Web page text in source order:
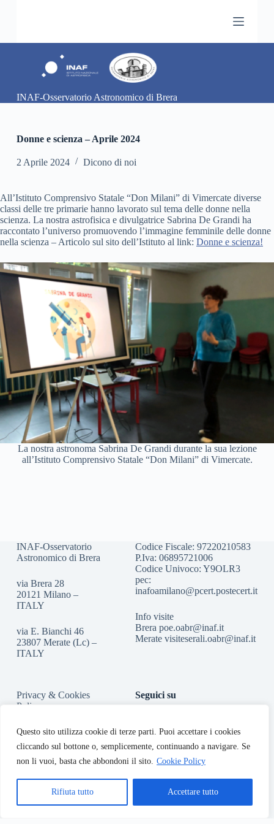
Questo sito utilizza cookie di terze parti. Puoi accettare i cookies
cliccando sul bottone o, semplicemente, continuando a navigare. Se
non li vuoi, basta che abbondoni il sito. Cookie Policy
Rifiuta tutto Accettare tutto
t
o
n
INAF-Osservatorio Astronomico di Brera
Donne e scienza – Aprile 2024
2 Aprile 2024 Dicono di noi
All’Istituto Comprensivo Statale “Don Milani” di Vimercate diverse
classi delle tre primarie hanno lavorato sul tema delle donne nella
scienza. La nostra astrofisica e divulgatrice Sabrina De Grandi ha
raccontato l’universo promuovendo l’immagine femminile delle donne
nella scienza – Articolo sul sito dell’Istituto al link: Donne e scienza!
La nostra astronoma Sabrina De Grandi durante la sua lezione
all’Istituto Comprensivo Statale “Don Milani” di Vimercate.
INAF-Osservatorio
Astronomico di Brera
via Brera 28
20121 Milano –
ITALY
via E. Bianchi 46
23807 Merate (Lc) –
ITALY
Codice Fiscale: 97220210583
P.Iva: 06895721006
Codice Univoco: Y9OLR3
pec:
inafoamilano@pcert.postecert.it
Info visite
Brerapoe.oabr@inaf.it
Meratevisiteserali.oabr@inaf.it
Privacy & Cookies
Policy
Accessibilità
Seguici su